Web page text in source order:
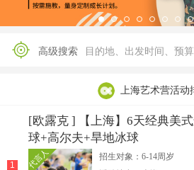
高级搜索 目的地、出发时间、预
上海艺术营活动
1
[欧露克 ] 【上海】6天经典美
球+高尔夫+旱地冰球
代言人
招生对象：6-14周岁